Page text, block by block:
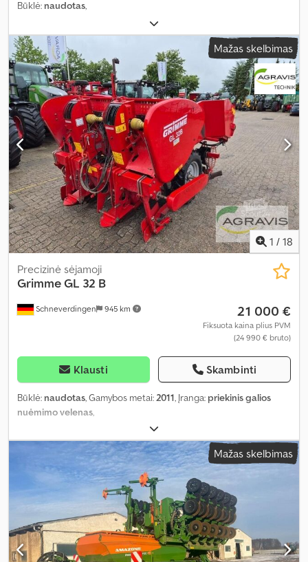
Būklė: naudotas,
Mažas skelbimas
1 / 18
Schneverdingen 945 km
Precizinė sėjamoji
GrimmeGL 32 B
21 000 €
Fiksuota kaina plius PVM
(24 990 € bruto)
Klausti Skambinti
Būklė: naudotas, Gamybos metai:2011, Įranga: priekinis galios
nuėmimo velenas,
Mažas skelbimas